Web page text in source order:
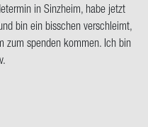
in Sinz­heim, habe jetzt
bin ein biss­chen ver­schleimt,
zum spen­den kom­men. Ich bin